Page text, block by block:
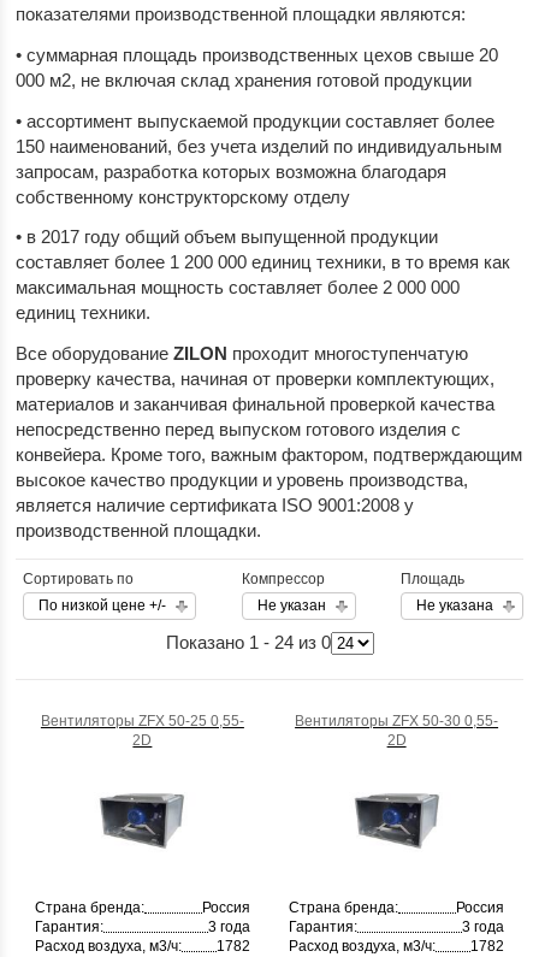
показателями производственной площадки являются:
• суммарная площадь производственных цехов свыше 20
000 м2, не включая склад хранения готовой продукции
• ассортимент выпускаемой продукции составляет более
150 наименований, без учета изделий по индивидуальным
запросам, разработка которых возможна благодаря
собственному конструкторскому отделу
• в 2017 году общий объем выпущенной продукции
составляет более 1 200 000 единиц техники, в то время как
максимальная мощность составляет более 2 000 000
единиц техники.
Все оборудование ZILON проходит многоступенчатую
проверку качества, начиная от проверки комплектующих,
материалов и заканчивая финальной проверкой качества
непосредственно перед выпуском готового изделия с
конвейера. Кроме того, важным фактором, подтверждающим
высокое качество продукции и уровень производства,
является наличие сертификата ISO 9001:2008 у
производственной площадки.
Сортировать по
По низкой цене +/-
Компрессор
Не указан
Площадь
Не указана
Показано 1 - 24 из 0
Вентиляторы ZFX 50-25 0,55-
2D
Страна бренда:
Россия
Гарантия:
3 года
Расход воздуха, м3/ч:
1782
Вентиляторы ZFX 50-30 0,55-
2D
Страна бренда:
Россия
Гарантия:
3 года
Расход воздуха, м3/ч:
1782